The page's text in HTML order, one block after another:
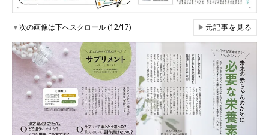
▼次の画像は下へスクロール (12/17) ▶元記事を見る